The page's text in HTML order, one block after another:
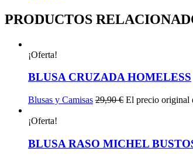
PRODUCTOS
¡Oferta!
BLUSA CRUZADA HOMELESS
Blusas y Camisas 29,90€ El precio original
¡Oferta!
BLUSA RASO MICHEL